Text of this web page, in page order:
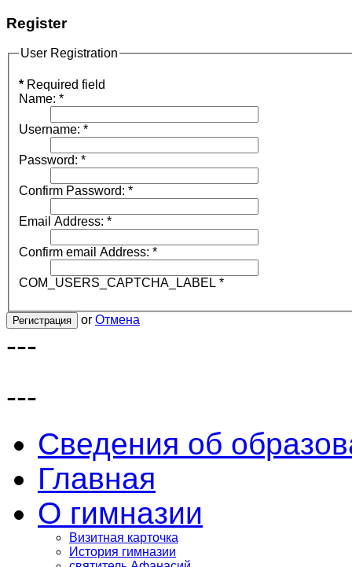
Register
User Registration
* Required field
Name: *
Username: *
Password: *
Confirm Password: *
Email Address: *
Confirm email Address: *
COM_USERS_CAPTCHA_LABEL *
Регистрация or Отмена
---
---
Сведения об
Главная
О гимназии
Визитная карточка
История гимназии